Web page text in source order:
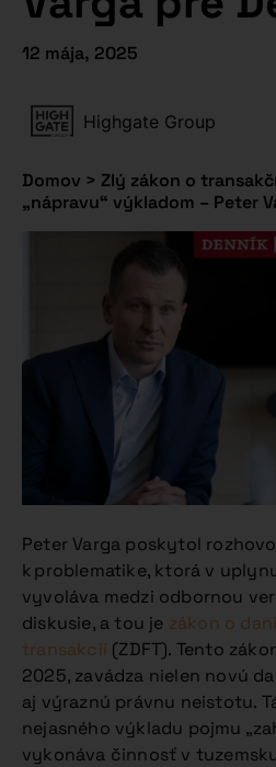
12 mája, 2025
Highgate Group
Domov > Zlý zákon o
„nápravu“ výkladom – Peter
Peter Varga poskytol
k problematike, ktorá v
vyvoláva medzi odbornou
diskusie, a tou je zákon o
transakcií (ZDFT). Tento
2025, zavádza nielen novú
aj výraznú právnu neistotu.
nejasného výkladu pojmu
vykonáva činnosť v